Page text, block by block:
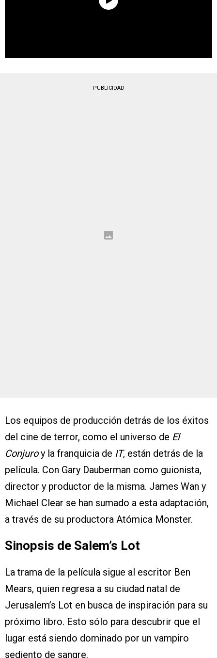
PUBLICIDAD
Los equipos de producción detrás de los éxitos
del cine de terror, como el universo de El
Conjuroy la franquicia de IT, están detrás de la
película. Con Gary Dauberman como guionista,
director y productor de la misma. James Wan y
Michael Clear se han sumado a esta adaptación,
a través de su productora Atómica Monster.
Sinopsis de Salem’s Lot
La trama de la película sigue al escritor Ben
Mears, quien regresa a su ciudad natal de
Jerusalem’s Lot en busca de inspiración para su
próximo libro. Esto sólo para descubrir que el
lugar está siendo dominado por un vampiro
sediento de sangre.